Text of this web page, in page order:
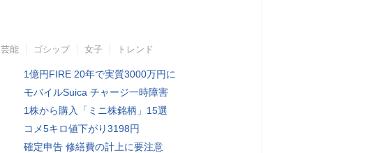
芸能 ゴシップ 女子 トレンド
1億円FIRE 20年で実質3000万円に
モバイルSuica チャージ一時障害
1株から購入「ミニ株銘柄」15選
コメ5キロ値下がり3198円
確定申告 修繕費の計上に要注意